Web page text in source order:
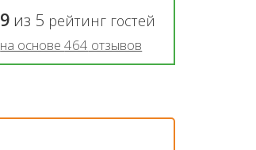
из 5 рейтинг гостей
на основе464 отзывов